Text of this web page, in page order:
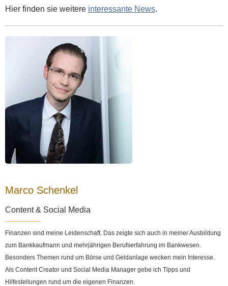
Hier finden sie weitere interessante News.
Marco Schenkel
Content & Social Media
Finanzen sind meine Leidenschaft. Das zeigte sich auch in meiner Ausbildung
zum Bankkaufmann und mehrjährigen Berufserfahrung im Bankwesen.
Besonders Themen rund um Börse und Geldanlage wecken mein Interesse.
Als Content Creator und Social Media Manager gebe ich Tipps und
Hilfestellungen rund um die eigenen Finanzen.